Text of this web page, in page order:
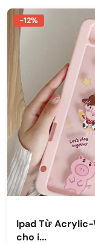
-12%
Ipad Từ
cho i...